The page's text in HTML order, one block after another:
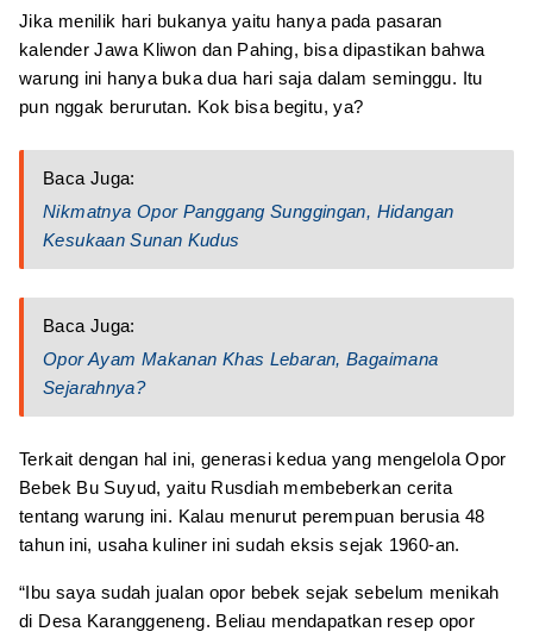
Jika menilik hari bukanya yaitu hanya pada pasaran
kalender Jawa Kliwon dan Pahing, bisa dipastikan bahwa
warung ini hanya buka dua hari saja dalam seminggu. Itu
pun nggak berurutan. Kok bisa begitu, ya?
Baca Juga:
Nikmatnya Opor Panggang Sunggingan, Hidangan
Kesukaan Sunan Kudus
Baca Juga:
Opor Ayam Makanan Khas Lebaran, Bagaimana
Sejarahnya?
Terkait dengan hal ini, generasi kedua yang mengelola Opor
Bebek Bu Suyud, yaitu Rusdiah membeberkan cerita
tentang warung ini. Kalau menurut perempuan berusia 48
tahun ini, usaha kuliner ini sudah eksis sejak 1960-an.
“Ibu saya sudah jualan opor bebek sejak sebelum menikah
di Desa Karanggeneng. Beliau mendapatkan resep opor